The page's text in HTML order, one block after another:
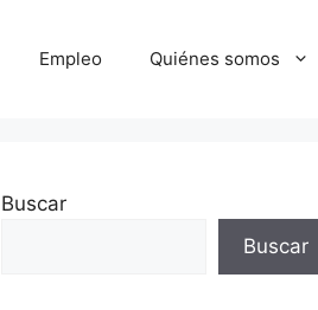
Empleo Quiénes somos
Buscar
Buscar